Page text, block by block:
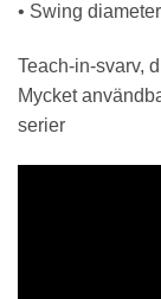
• Swing
Teach-in-svarv,
Mycket
serier